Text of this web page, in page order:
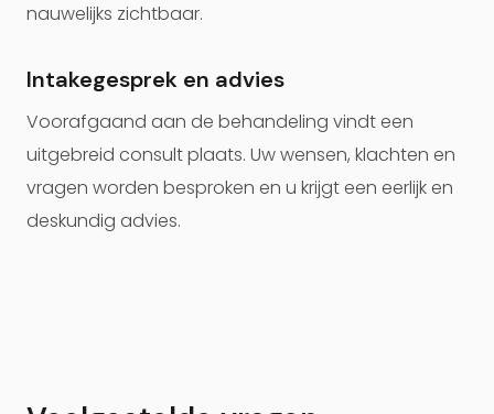
nauwelijks zichtbaar.
Intakegesprek en advies
Voorafgaand aan de behandeling vindt een
uitgebreid consult plaats. Uw wensen, klachten en
vragen worden besproken en u krijgt een eerlijk en
deskundig advies.